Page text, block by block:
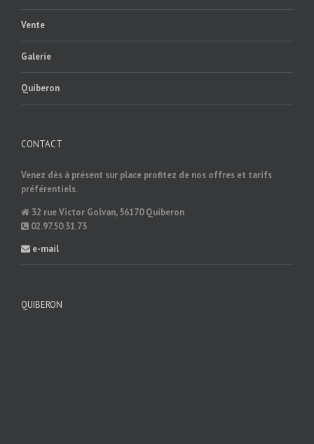
Vente
Galerie
Quiberon
CONTACT
Venez dès à présent sur place profitez de nos offres et tarifs
préférentiels.
32 rue Victor Golvan, 56170 Quiberon
02.97.50.31.73
e-mail
QUIBERON